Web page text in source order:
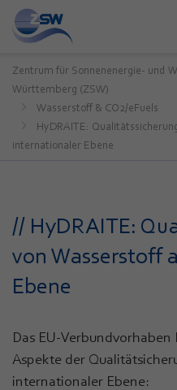
Zentrum für Sonnenenergie- und
Württemberg (ZSW)
Wasserstoff & CO2/eFuels
HyDRAITE:
internationaler Ebene
// HyDRAITE:
von Wasserstoff
Ebene
Das EU-Verbundvorhaben
Aspekte der
internationaler Ebene: